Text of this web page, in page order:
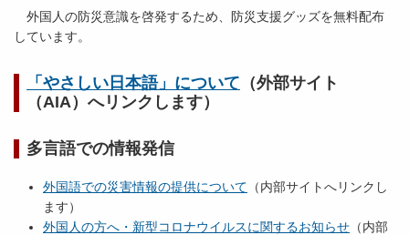
外国人の防災意識を啓発するため、防災支援グッズを無料配布
しています。
「やさしい日本語」について （外部サイト
（AIA）へリンクします）
多言語での情報発信
外国語での災害情報の提供について （内部サイトへリンクし
ます）
外国人の方へ・新型コロナウイルスに関するお知らせ （内部